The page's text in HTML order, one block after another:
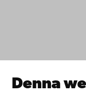
Denna
Samarbeta
Kontinuerligt